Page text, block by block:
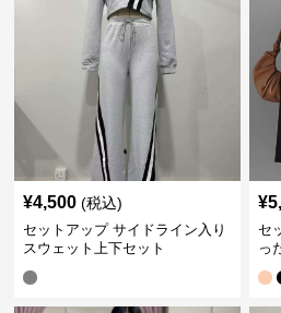
¥4,500 (税込)
セットアップ サイドライン入り
スウェット上下セット
¥
セ
っ